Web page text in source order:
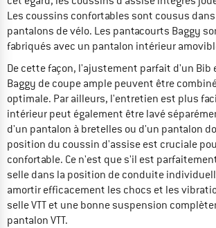
Les coussins confortables sont cousus
pantalons de vélo. Les pantacourts Baggy
fabriqués avec un pantalon intérieur
De cette façon, l'ajustement parfait d'un Bib
Baggy de coupe ample peuvent être
optimale. Par ailleurs, l'entretien est plus
intérieur peut également être lavé
d'un pantalon à bretelles ou d'un pantalon
position du coussin d'assise est cruciale
confortable. Ce n'est que s'il est
selle dans la position de conduite
amortir efficacement les chocs et les
selle VTT et une bonne suspension
pantalon VTT.